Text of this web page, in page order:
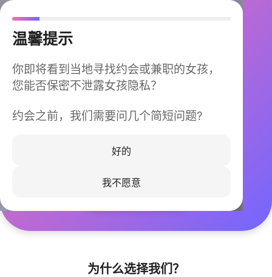
温馨提示
你即将看到当地寻找约会或兼职的女孩，
您能否保密不泄露女孩隐私？
约会之前，我们需要问几个简短问题?
好的
我不愿意
今晚不再孤单
同城快速匹配，马上认识身边的TA
立即下载
为什么选择我们？